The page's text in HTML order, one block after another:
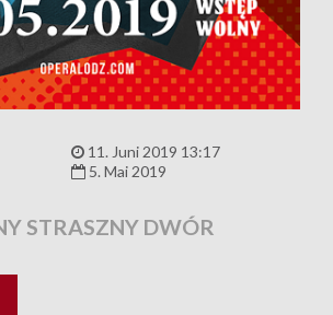
11. Juni 2019 13:17
5. Mai 2019
STRASZNY DWÓR